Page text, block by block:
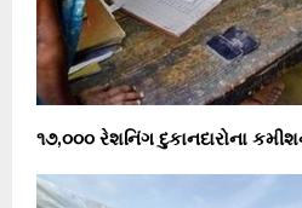
૧૭,૦૦૦ રેશનિંગ દુકાનદારોના